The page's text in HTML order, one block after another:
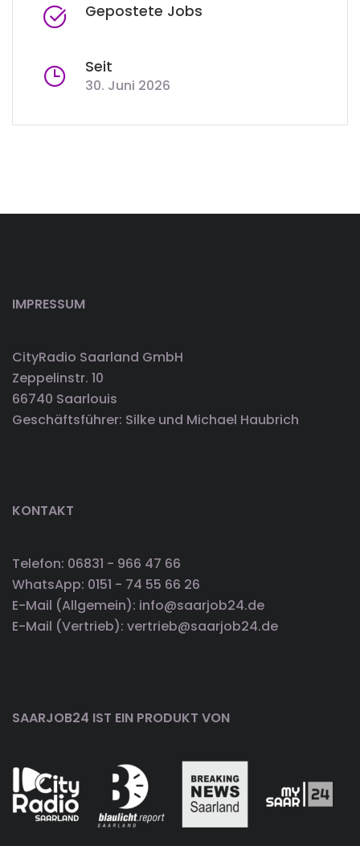
Gepostete Jobs
Seit
30. Juni 2026
IMPRESSUM
CityRadio Saarland GmbH
Zeppelinstr. 10
66740 Saarlouis
Geschäftsführer: Silke und Michael Haubrich
KONTAKT
Telefon: 06831 - 966 47 66
WhatsApp: 0151 - 74 55 66 26
E-Mail (Allgemein): info@saarjob24.de
E-Mail (Vertrieb): vertrieb@saarjob24.de
SAARJOB24 IST EIN PRODUKT VON